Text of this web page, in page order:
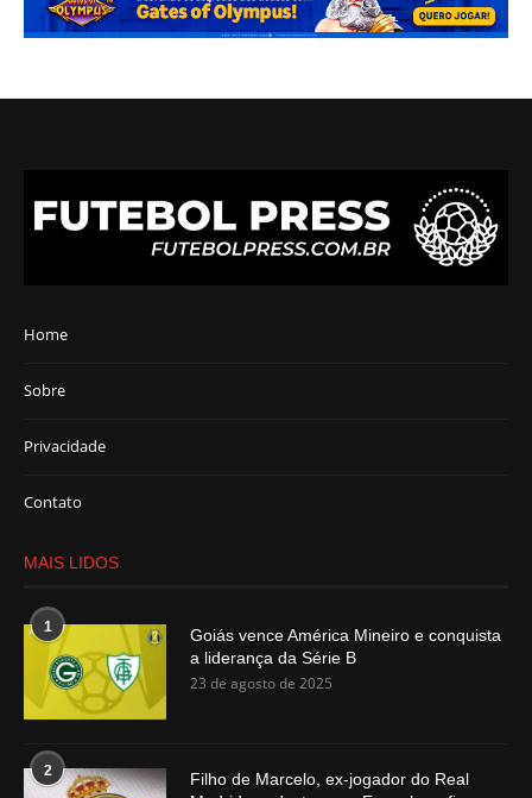
Home
Sobre
Privacidade
Contato
MAIS LIDOS
1
Goiás vence América Mineiro e conquista
a liderança da Série B
23 de agosto de 2025
2
Filho de Marcelo, ex-jogador do Real